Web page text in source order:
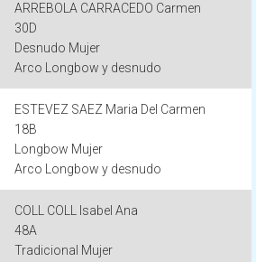
ARREBOLA CARRACEDO Carmen
30D
Desnudo Mujer
Arco Longbow y desnudo
ESTEVEZ SAEZ Maria Del Carmen
18B
Longbow Mujer
Arco Longbow y desnudo
COLL COLL Isabel Ana
48A
Tradicional Mujer